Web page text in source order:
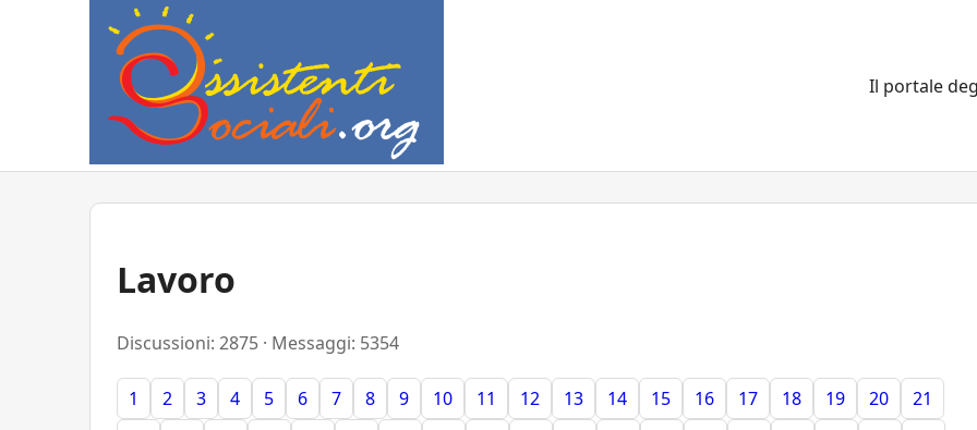
Il portale
Lavoro
Discussioni: 2875 · Messaggi: 5354
1 2 3 4 5 6 7 8 9 10 11 12 13 14 15 16 17 18 19 20
21